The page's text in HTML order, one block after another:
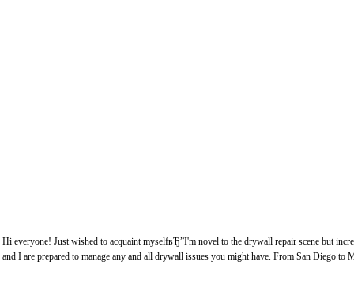
Hi everyone! Just wished to acquaint myselfвЂ”I'm novel to the drywall repair scene but
and I are prepared to manage any and all drywall issues you might have. From San Diego